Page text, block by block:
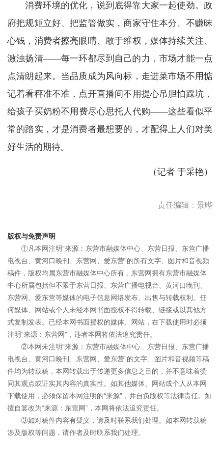
消费环境的优化，说到底得靠大家一起使劲。政
府把规矩立好、把监管做实，商家守住本分、不赚昧
心钱，消费者擦亮眼睛、敢于维权，媒体持续关注、
激浊扬清——每一环都尽到自己的力，市场才能一点
点清朗起来。当品质成为风向标，走进菜市场不用惦
记着看秤准不准，点开直播间不用提心吊胆怕踩坑，
给孩子买奶粉不用费尽心思托人代购——这些看似平
常的踏实，才是消费者最想要的，才配得上人们对美
好生活的期待。
（记者 于采艳）
责任编辑：景晔
版权与免责声明
①凡本网注明“来源：东营市融媒体中心、东营日报、东营广播
电视台、黄河口晚刊、东营网、爱东营”的所有文字、图片和音视频
稿件，版权均属东营市融媒体中心所有，东营网拥有东营市融媒体
中心所属包括但不限于东营日报、东营广播电视台、黄河口晚刊、
东营网、爱东营等媒体的电子信息网络发布、出售与转载权利。任
何媒体、网站或个人未经本网书面授权不得转载、链接或以其他方
式复制发表。已经本网书面授权的媒体、网站，在下载使用时必须
注明“来源：东营网”，违者本网将依法追究责任。
②本网未注明“来源：东营市融媒体中心、东营日报、东营广播
电视台、黄河口晚刊、东营网、爱东营”的文字、图片和音视频等稿
件均为转载稿，本网转载出于传递更多信息之目的，并不意味着赞
同其观点或证实其内容的真实性。如其他媒体、网站或个人从本网
下载使用，必须保留本网注明的“来源”，并自负版权等法律责任。如
擅自篡改为“来源：东营网”，本网将依法追究责任。
③如对稿件内容有疑义，请及时联系我们处理。如本网转载稿
涉及版权等问题，请作者及时联系我们处理。